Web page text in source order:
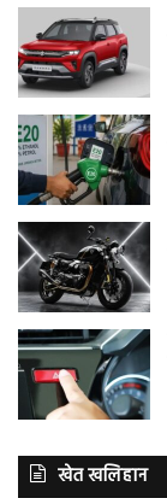
खेत खलिहान